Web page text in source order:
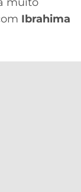
Ibrahima